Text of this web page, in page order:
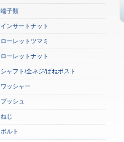
端子類
インサートナット
ローレットツマミ
ローレットナット
シャフト/全ネジ/ばねポスト
ワッシャー
ブッシュ
ねじ
ボルト